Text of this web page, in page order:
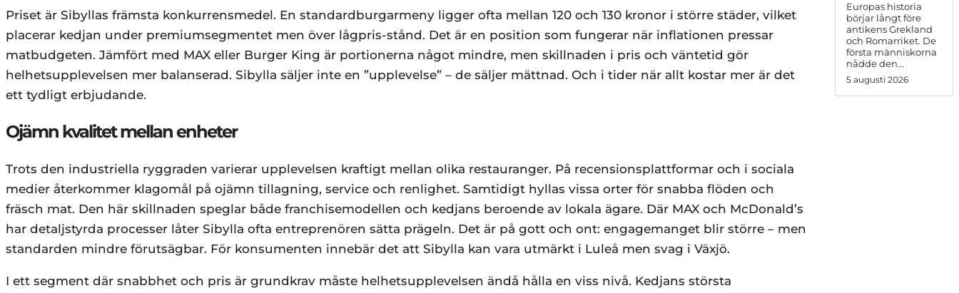
Priset är Sibyllas främsta konkurrensmedel. En standardburgarmeny ligger ofta mellan 120 och 130 kronor i större städer, vilket
placerar kedjan under premiumsegmentet men över lågpris-stånd. Det är en position som fungerar när inflationen pressar
matbudgeten. Jämfört med MAX eller Burger King är portionerna något mindre, men skillnaden i pris och väntetid gör
helhetsupplevelsen mer balanserad. Sibylla säljer inte en ”upplevelse” – de säljer mättnad. Och i tider när allt kostar mer är det
ett tydligt erbjudande.
Ojämn kvalitet mellan enheter
Trots den industriella ryggraden varierar upplevelsen kraftigt mellan olika restauranger. På recensionsplattformar och i sociala
medier återkommer klagomål på ojämn tillagning, service och renlighet. Samtidigt hyllas vissa orter för snabba flöden och
fräsch mat. Den här skillnaden speglar både franchisemodellen och kedjans beroende av lokala ägare. Där MAX och McDonald’s
har detaljstyrda processer låter Sibylla ofta entreprenören sätta prägeln. Det är på gott och ont: engagemanget blir större – men
standarden mindre förutsägbar. För konsumenten innebär det att Sibylla kan vara utmärkt i Luleå men svag i Växjö.
I ett segment där snabbhet och pris är grundkrav måste helhetsupplevelsen ändå hålla en viss nivå. Kedjans största
Europas historia
börjar långt före
antikens Grekland
och Romarriket. De
första människorna
nådde den...
5 augusti 2026